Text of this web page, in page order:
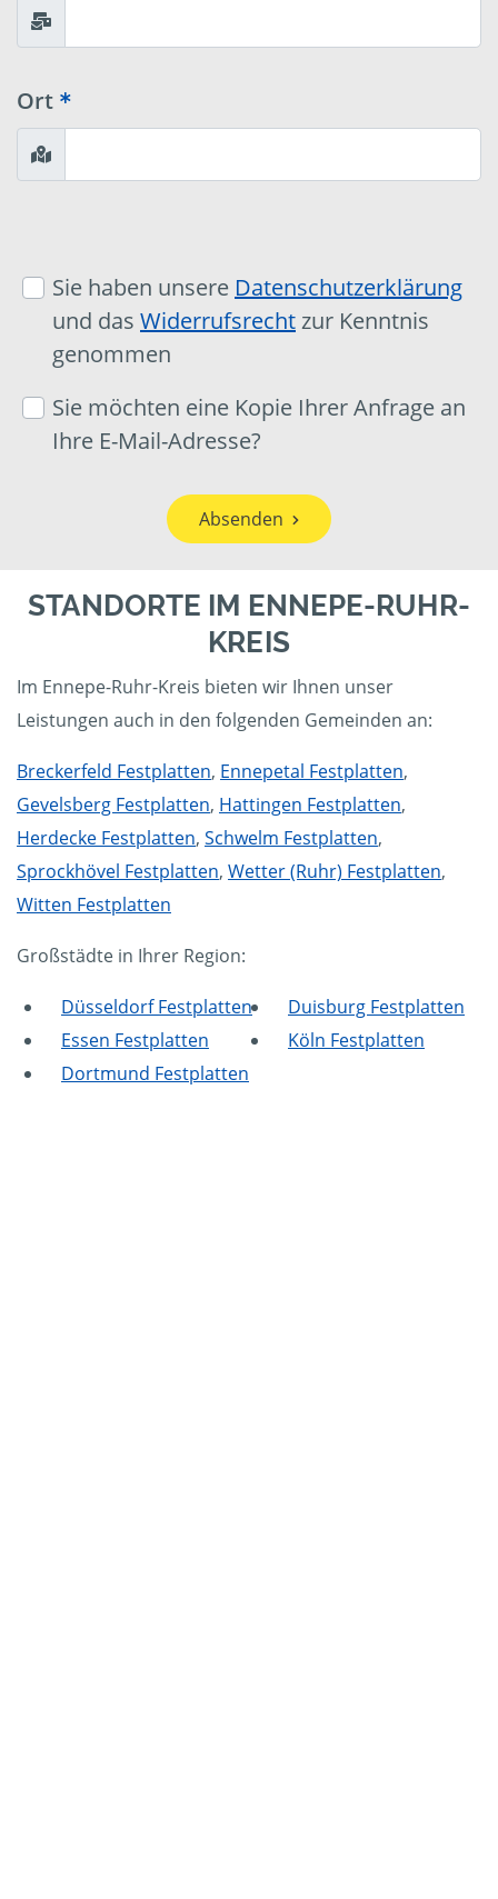
Ort
Sie haben unsere Datenschutzerklärung
und das Widerrufsrechtzur Kenntnis
genommen
Sie möchten eine Kopie Ihrer Anfrage an
Ihre E-Mail-Adresse?
Absenden
STANDORTE IM ENNEPE-RUHR-
KREIS
Im Ennepe-Ruhr-Kreis bieten wir Ihnen unser
Leistungen auch in den folgenden Gemeinden an:
Breckerfeld Festplatten, Ennepetal Festplatten,
Gevelsberg Festplatten, Hattingen Festplatten,
Herdecke Festplatten, Schwelm Festplatten,
Sprockhövel Festplatten, Wetter (Ruhr) Festplatten,
Witten Festplatten
Großstädte in Ihrer Region:
Düsseldorf Festplatten
Duisburg Festplatten
Essen Festplatten
Köln Festplatten
Dortmund Festplatten